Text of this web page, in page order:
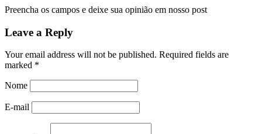
Preencha os campos e deixe sua opinião em nosso post
Leave a Reply
Your email address will not be published. Required fields are
marked *
Nome
E-mail